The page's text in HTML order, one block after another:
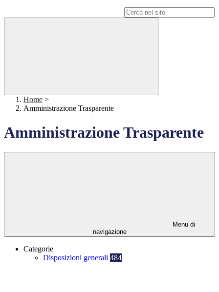
Home >
Amministrazione Trasparente
Amministrazione Trasparente
Menu di
navigazione
Categorie
Disposizioni generali 484